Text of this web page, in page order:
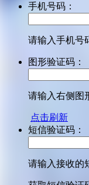
手机号码：
请输入手机号
图形验证码：
请输入右侧图
点击刷新
短信验证码：
请输入接收的